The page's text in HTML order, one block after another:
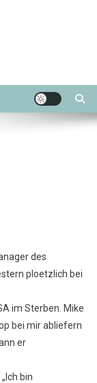
des
ploetzlich bei
im Sterben. Mike
bei mir abliefern
er
bin